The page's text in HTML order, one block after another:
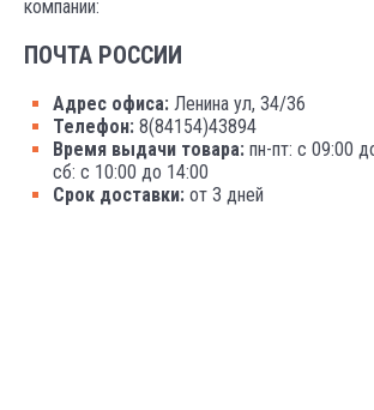
компании:
ПОЧТА РОССИИ
Адрес офиса: Ленина ул, 34/36
Телефон: 8(84154)43894
Время выдачи товара: пн-пт: с 09:00
сб: с 10:00 до 14:00
Срок доставки: от 3 дней